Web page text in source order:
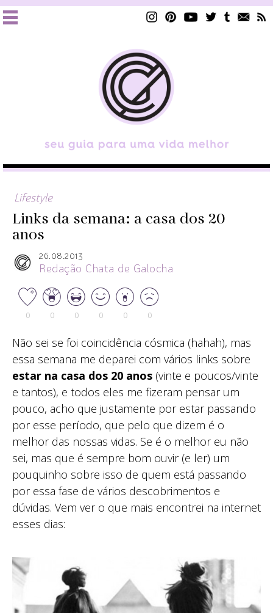
Lifestyle
Links da semana: a casa dos 20
anos
26.08.2013
Redação Chata de Galocha
0 0 0 0 0 0
Não sei se foi coincidência cósmica (hahah), mas
essa semana me deparei com vários links sobre
estar na casa dos 20 anos (vinte e poucos/vinte
e tantos), e todos eles me fizeram pensar um
pouco, acho que justamente por estar passando
por esse período, que pelo que dizem é o
melhor das nossas vidas. Se é o melhor eu não
sei, mas que é sempre bom ouvir (e ler) um
pouquinho sobre isso de quem está passando
por essa fase de vários descobrimentos e
dúvidas. Vem ver o que mais encontrei na internet
esses dias: